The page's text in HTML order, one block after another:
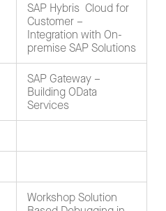
SAP Hybris Cloud for
Customer –
Integration with On-
premise SAP Solutions
SAP Gateway –
Building OData
Services
Workshop Solution